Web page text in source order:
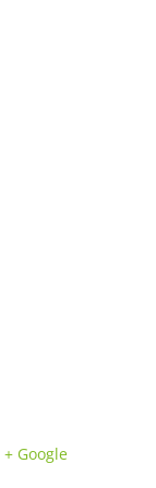
+ Google